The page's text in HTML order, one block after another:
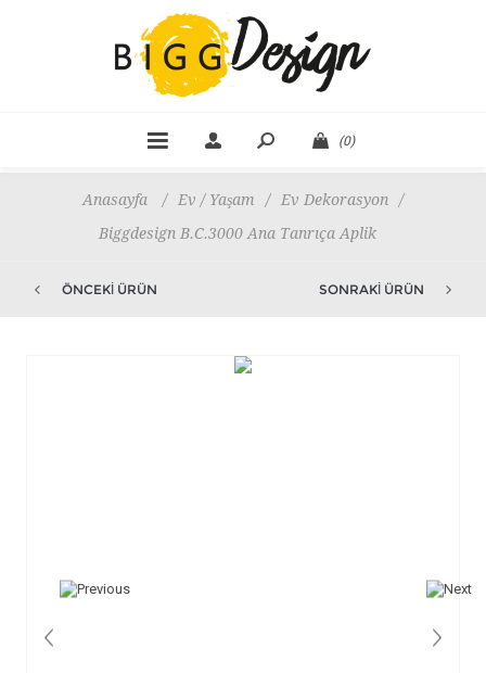
(0)
Anasayfa / Ev / Yaşam / Ev Dekorasyon
/
Biggdesign B.C.3000 Ana Tanrıça Aplik
ÖNCEKI ÜRÜN SONRAKI ÜRÜN